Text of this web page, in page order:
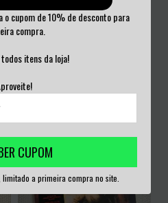
o cupom de 10% de desconto para
compra.
itens da loja!
CUPOM
a primeira compra no site.
DIFFUSION VINI...